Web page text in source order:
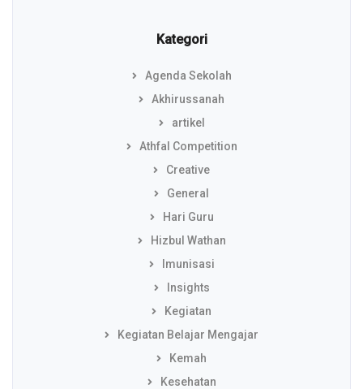
Kategori
Agenda Sekolah
Akhirussanah
artikel
Athfal Competition
Creative
General
Hari Guru
Hizbul Wathan
Imunisasi
Insights
Kegiatan
Kegiatan Belajar Mengajar
Kemah
Kesehatan